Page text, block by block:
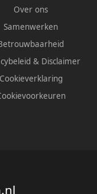
Over ons
Samenwerken
& Disclaimer
Cookieverklaring